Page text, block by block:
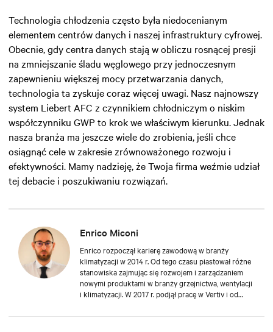
Technologia chłodzenia często była niedocenianym
elementem centrów danych i naszej infrastruktury cyfrowej.
Obecnie, gdy centra danych stają w obliczu rosnącej presji
na zmniejszanie śladu węglowego przy jednoczesnym
zapewnieniu większej mocy przetwarzania danych,
technologia ta zyskuje coraz więcej uwagi. Nasz najnowszy
system Liebert AFC z czynnikiem chłodniczym o niskim
współczynniku GWP to krok we właściwym kierunku. Jednak
nasza branża ma jeszcze wiele do zrobienia, jeśli chce
osiągnąć cele w zakresie zrównoważonego rozwoju i
efektywności. Mamy nadzieję, że Twoja firma weźmie udział
tej debacie i poszukiwaniu rozwiązań.
Enrico Miconi
Enrico rozpoczął karierę zawodową w branży
klimatyzacji w 2014 r. Od tego czasu piastował różne
stanowiska zajmując się rozwojem i zarządzaniem
nowymi produktami w branży grzejnictwa, wentylacji
i klimatyzacji. W 2017 r. podjął pracę w Vertiv i od
rozwiązaniach klimatyzacji precyzyjnej dla centrum